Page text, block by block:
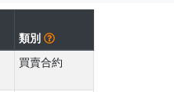
類別
買賣合約